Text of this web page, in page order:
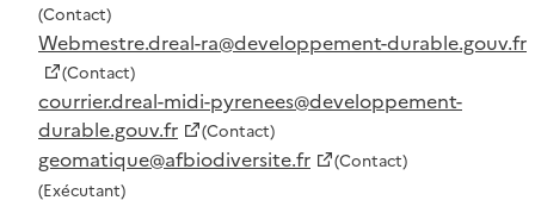
(Contact)
Webmestre.dreal-ra@developpement-durable.gouv.fr
(Contact)
courrier.dreal-midi-pyrenees@developpement-
durable.gouv.fr
(Contact)
geomatique@afbiodiversite.fr
(Contact)
(Exécutant)